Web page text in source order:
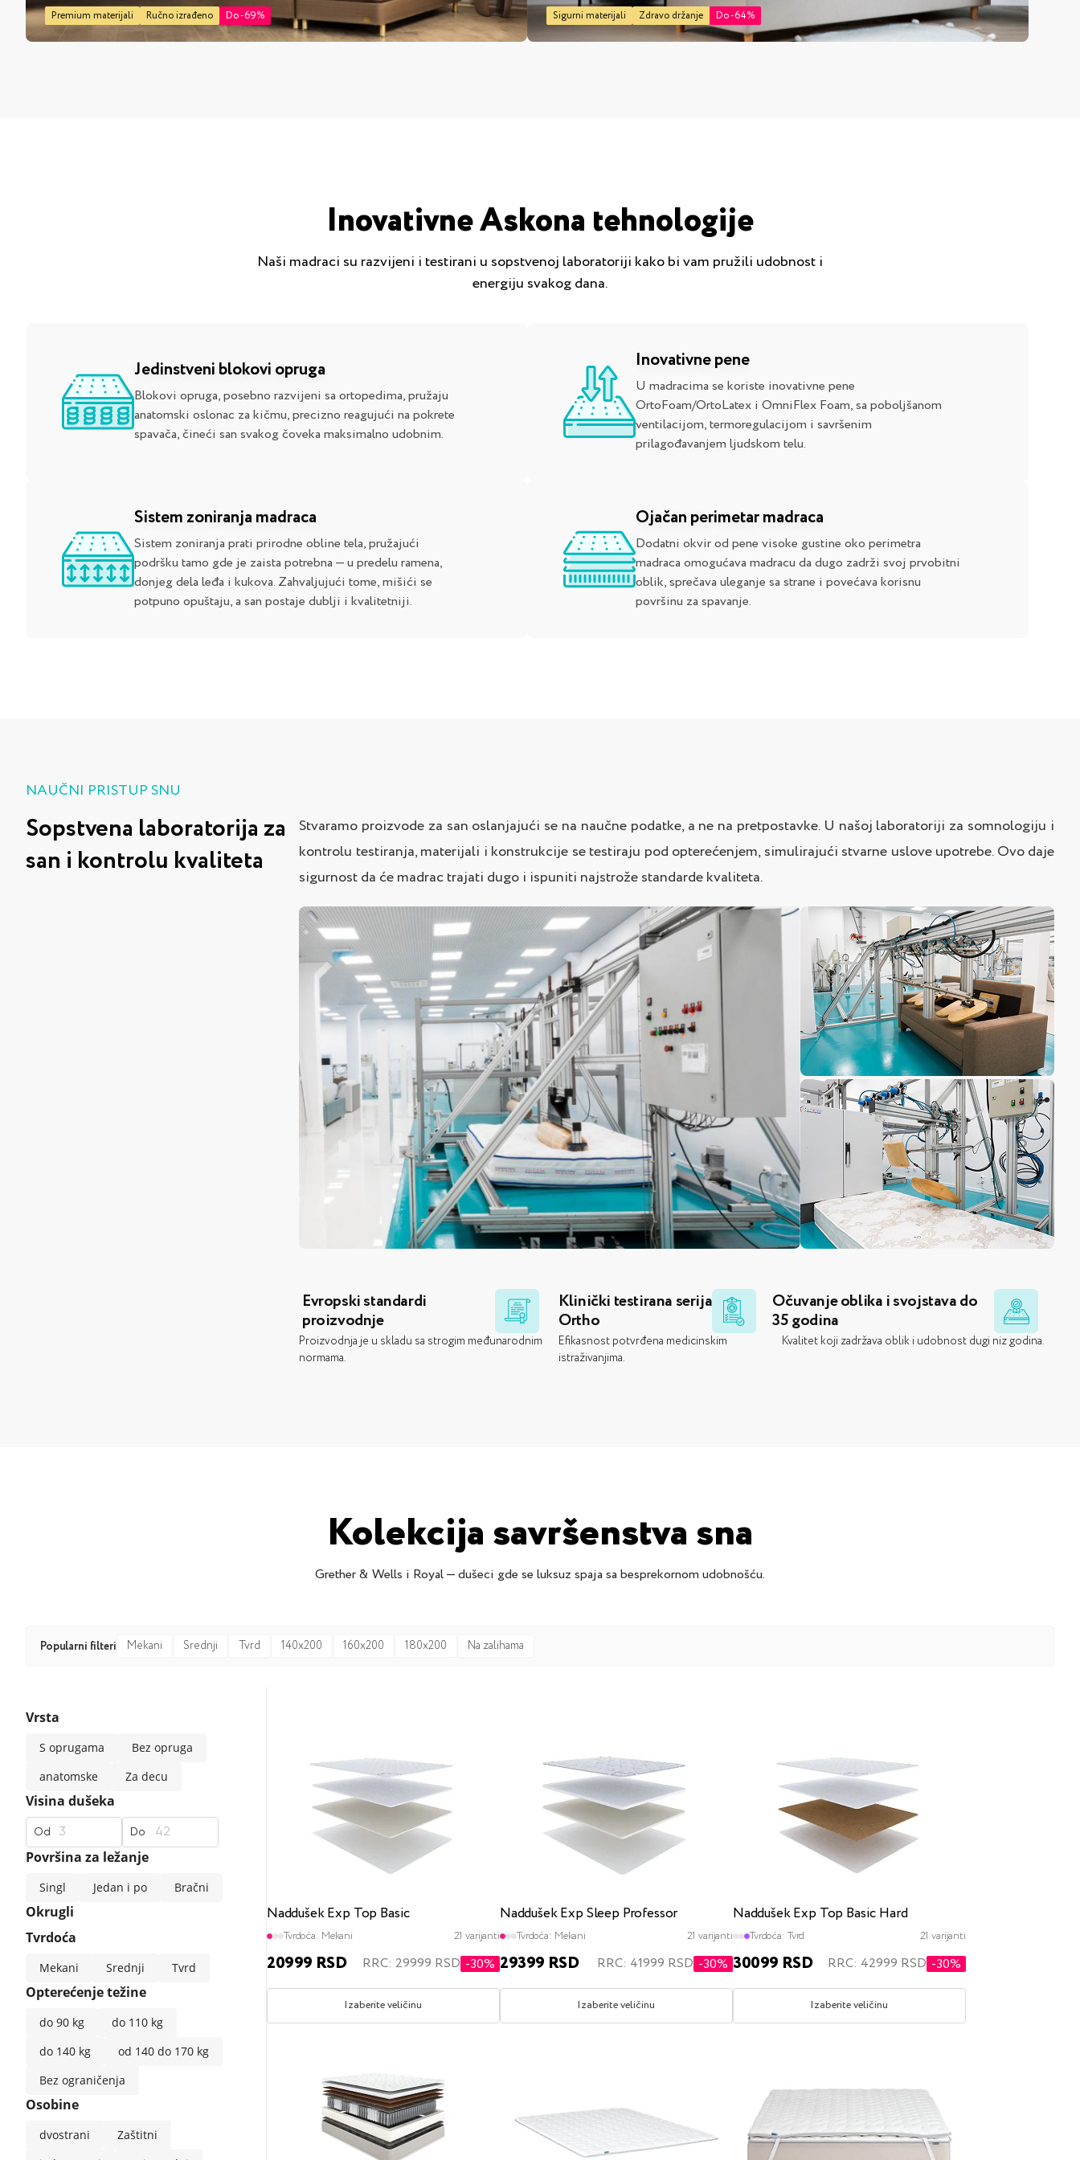
Premium materijali Ručno izrađeno Do -69% Sigurni materijali Zdravo držanje Do -64%
Inovativne Askona tehnologije
Naši madraci su razvijeni i testirani u sopstvenoj laboratoriji kako bi vam pružili udobnost i
energiju svakog dana.
Jedinstveni blokovi opruga
Blokovi opruga, posebno razvijeni sa ortopedima, pružaju
anatomski oslonac za kičmu, precizno reagujući na pokrete
spavača, čineći san svakog čoveka maksimalno udobnim.
Inovativne pene
U madracima se koriste inovativne pene
OrtoFoam/OrtoLatex i OmniFlex Foam, sa poboljšanom
ventilacijom, termoregulacijom i savršenim
prilagođavanjem ljudskom telu.
Sistem zoniranja madraca
Sistem zoniranja prati prirodne obline tela, pružajući
podršku tamo gde je zaista potrebna — u predelu ramena,
donjeg dela leđa i kukova. Zahvaljujući tome, mišići se
potpuno opuštaju, a san postaje dublji i kvalitetniji.
Ojačan perimetar madraca
Dodatni okvir od pene visoke gustine oko perimetra
madraca omogućava madracu da dugo zadrži svoj prvobitni
oblik, sprečava uleganje sa strane i povećava korisnu
površinu za spavanje.
NAUČNI PRISTUP SNU
Sopstvena laboratorija za
san i kontrolu kvaliteta
Stvaramo proizvode za san oslanjajući se na naučne podatke, a ne na pretpostavke. U našoj laboratoriji za somnologiju i
kontrolu testiranja, materijali i konstrukcije se testiraju pod opterećenjem, simulirajući stvarne uslove upotrebe. Ovo daje
sigurnost da će madrac trajati dugo i ispuniti najstrože standarde kvaliteta.
Evropski standardi
proizvodnje
Proizvodnja je u skladu sa strogim međunarodnim
normama.
Klinički testirana serija
Ortho
Efikasnost potvrđena medicinskim
istraživanjima.
Očuvanje oblika i svojstava do
35 godina
Kvalitet koji zadržava oblik i udobnost dugi niz godina.
Kolekcija savršenstva sna
Grether & Wells i Royal — dušeci gde se luksuz spaja sa besprekornom udobnošću.
Popularni filteri Mekani Srednji Tvrd 140x200 160x200 180x200 Na zalihama
Vrsta
S oprugama
Bez opruga
anatomske
Za decu
Visina dušeka
Od Do
Površina za ležanje
Singl Jedan i po Bračni
Okrugli
Tvrdoća
Mekani Srednji Tvrd
Opterećenje težine
do 90 kg
do 110 kg
do 140 kg
od 140 do 170 kg
Bez ograničenja
Osobine
dvostrani
Zaštitni
Naddušek Exp Top Basic
Tvrdoća: Mekani 21 varijanti
20999 RSD RRC: 29999 RSD -30%
Izaberite veličinu
Naddušek Exp Sleep Professor
Tvrdoća: Mekani 21 varijanti
29399 RSD RRC: 41999 RSD -30%
Izaberite veličinu
Naddušek Exp Top Basic Hard
Tvrdoća:Tvrd 21 varijanti
30099 RSD RRC: 42999 RSD -30%
Izaberite veličinu